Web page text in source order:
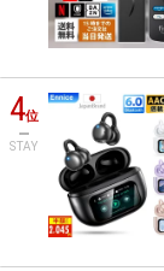
4位
STAY